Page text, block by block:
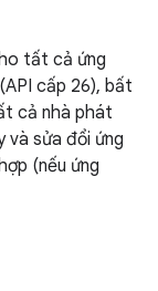
tất cả ứng
cấp 26), bất
cả nhà phát
và sửa đổi ứng
(nếu ứng